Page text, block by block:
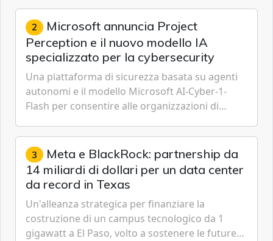
Cybersecurity.
2 Microsoft annuncia Project
Perception e il nuovo modello IA
specializzato per la cybersecurity
Una piattaforma di sicurezza basata su agenti
autonomi e il modello Microsoft AI-Cyber-1-
Flash per consentire alle organizzazioni di
gestione continua del rischio.
3 Meta e BlackRock: partnership da
14 miliardi di dollari per un data center
da record in Texas
Un'alleanza strategica per finanziare la
costruzione di un campus tecnologico da 1
gigawatt a El Paso, volto a sostenere le future